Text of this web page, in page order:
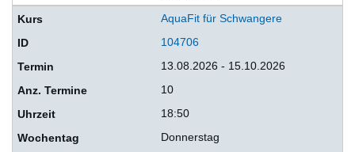
AquaFit für Schwangere
104706
13.08.2026 - 15.10.2026
10
18:50
Donnerstag